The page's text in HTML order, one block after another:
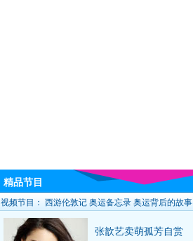
精品节目
视频节目： 西游伦敦记 奥运备忘录 奥运背后的故事
张歆艺卖萌孤芳自赏